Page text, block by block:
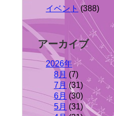
イベント(388)
アーカイブ
2026年
8月 (7)
7月 (31)
6月 (30)
5月 (31)